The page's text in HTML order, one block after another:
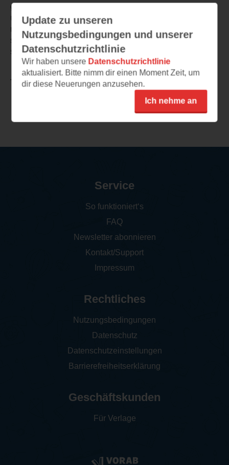
geht spricht für sich. Wer wissen möchte wie es mit Jo
und Cam und auch mit Cole weitergeht, empfehle ich die
restlichen Teile der Reihe auch zu lesen. In jedem Teil
spielen die anderen Personen eine kleine Nebenrolle,
sodass man weiterhin die Entwicklung mitbekommt.
TEILEN
Update zu unseren
Nutzungsbedingungen und unserer
Datenschutzrichtlinie
Wir haben unsere Datenschutzrichtlinie
aktualisiert. Bitte nimm dir einen Moment Zeit, um
dir diese Neuerungen anzusehen.
Ich nehme an
Service
So funktioniert‘s
FAQ
Newsletter abonnieren
Kontakt/Support
Impressum
Rechtliches
Nutzungsbedingungen
Datenschutz
Datenschutzeinstellungen
Barrierefreiheitserklärung
Geschäftskunden
Für Verlage